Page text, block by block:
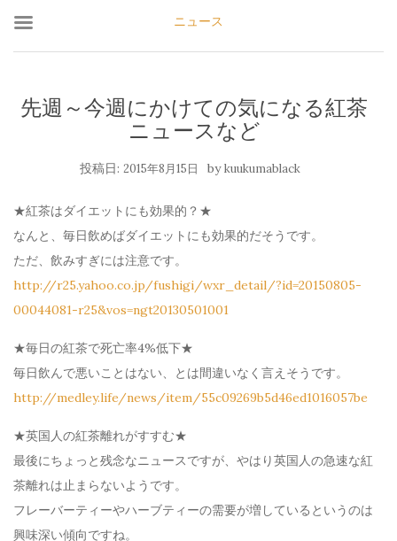
ニュース
先週～今週にかけての気になる紅茶
ニュースなど
投稿日: 2015年8月15日 bykuukumablack
★紅茶はダイエットにも効果的？★
なんと、毎日飲めばダイエットにも効果的だそうです。
ただ、飲みすぎには注意です。
http://r25.yahoo.co.jp/fushigi/wxr_detail/?id=20150805-
00044081-r25&vos=ngt20130501001
★毎日の紅茶で死亡率4%低下★
毎日飲んで悪いことはない、とは間違いなく言えそうです。
http://medley.life/news/item/55c09269b5d46ed1016057be
★英国人の紅茶離れがすすむ★
最後にちょっと残念なニュースですが、やはり英国人の急速な紅
茶離れは止まらないようです。
フレーバーティーやハーブティーの需要が増しているというのは
興味深い傾向ですね。